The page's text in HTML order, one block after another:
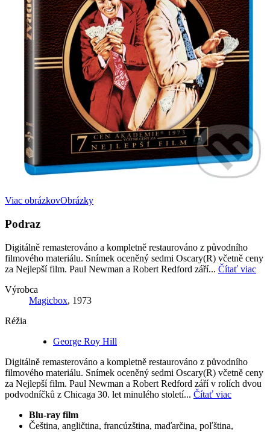
Viac obrázkovObrázky
Podraz
Digitálně remasterováno a kompletně restaurováno z původního
filmového materiálu. Snímek oceněný sedmi Oscary(R) včetně ceny
za Nejlepší film. Paul Newman a Robert Redford září... Čítať viac
Výrobca
Magicbox, 1973
Réžia
George Roy Hill
Digitálně remasterováno a kompletně restaurováno z původního
filmového materiálu. Snímek oceněný sedmi Oscary(R) včetně ceny
za Nejlepší film. Paul Newman a Robert Redford září v rolích dvou
podvodníčků z Chicaga 30. let minulého století... Čítať viac
Blu-ray film
Čeština, angličtina, francúzština, maďarčina, poľština,